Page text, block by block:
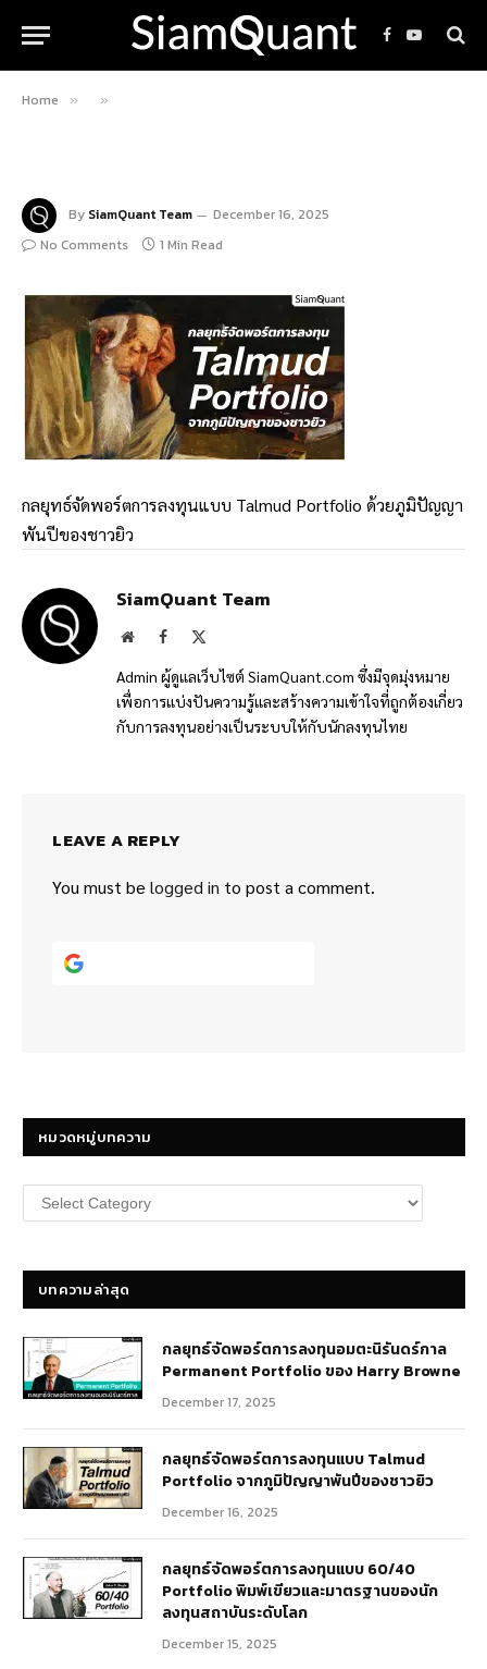
Facebook
YouTube
Home » »
By SiamQuant Team
December 16, 2025
No Comments
1 Min Read
กลยุทธ์จัดพอร์ตการลงทุนแบบ Talmud Portfolio ด้วยภูมิปัญญา
พันปีของชาวยิว
SiamQuant Team
WebsiteFacebook
Admin ผู้ดูแลเว็บไซต์ SiamQuant.com ซึ่งมีจุดมุ่งหมาย
เพื่อการแบ่งปันความรู้และสร้างความเข้าใจที่ถูกต้องเกี่ยว
กับการลงทุนอย่างเป็นระบบให้กับนักลงทุนไทย
LEAVE A REPLY
You must be logged in to post a comment.
หมวดหมู่บทความ
หมวด
หมู่
บทความล่าสุด
กลยุทธ์​จัดพอร์ตการลงทุนอมตะนิรันดร์กาล
Permanent Portfolio ของ Harry Browne
December 17, 2025
กลยุทธ์จัดพอร์ตการลงทุนแบบ Talmud
Portfolio จากภูมิปัญญาพันปีของชาวยิว
December 16, 2025
กลยุทธ์จัดพอร์ตการลงทุนแบบ 60/40
Portfolio พิมพ์เขียวและมาตรฐานของนัก
ลงทุนสถาบันระดับโลก
December 15, 2025